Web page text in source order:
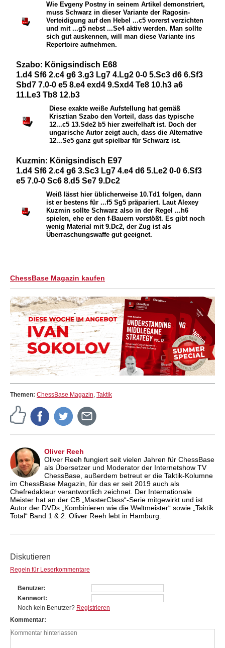
Wie Evgeny Postny in seinem Artikel demonstriert,
muss Schwarz in dieser Variante der Ragosin-
Verteidigung auf den Hebel ...c5 vorerst verzichten
und mit ...g5 nebst ...Se4 aktiv werden. Man sollte
sich gut auskennen, will man diese Variante ins
Repertoire aufnehmen.
Szabo: Königsindisch E68
1.d4 Sf6 2.c4 g6 3.g3 Lg7 4.Lg2 0-0 5.Sc3 d6 6.Sf3
Sbd7 7.0-0 e5 8.e4 exd4 9.Sxd4 Te8 10.h3 a6
11.Le3 Tb8 12.b3
Diese exakte weiße Aufstellung hat gemäß
Krisztian Szabo den Vorteil, dass das typische
12...c5 13.Sde2 b5 hier zweifelhaft ist. Doch der
ungarische Autor zeigt auch, dass die Alternative
12...Se5 ganz gut spielbar für Schwarz ist.
Kuzmin: Königsindisch E97
1.d4 Sf6 2.c4 g6 3.Sc3 Lg7 4.e4 d6 5.Le2 0-0 6.Sf3
e5 7.0-0 Sc6 8.d5 Se7 9.Dc2
Weiß lässt hier üblicherweise 10.Td1 folgen, dann
ist er bestens für ...f5 Sg5 präpariert. Laut Alexey
Kuzmin sollte Schwarz also in der Regel ...h6
spielen, ehe er den f-Bauern vorstößt. Es gibt noch
wenig Material mit 9. Dc2, der Zug ist als
Überraschungswaffe gut geeignet.
ChessBase Magazin kaufen
Themen: ChessBase Magazin, Taktik
Oliver Reeh
Oliver Reeh fungiert seit vielen Jahren für ChessBase
als Übersetzer und Moderator der Internetshow TV
ChessBase, außerdem betreut er die Taktik-Kolumne
im ChessBase Magazin, für das er seit 2019 auch als
Chefredakteur verantwortlich zeichnet. Der Internationale
Meister hat an der CB „MasterClass“-Serie mitgewirkt und ist
Autor der DVDs „Kombinieren wie die Weltmeister“ sowie „Taktik
Total“ Band 1 & 2. Oliver Reeh lebt in Hamburg.
Diskutieren
Regeln für Leserkommentare
Benutzer
Kennwort
Noch kein Benutzer? Registrieren
Kommentar